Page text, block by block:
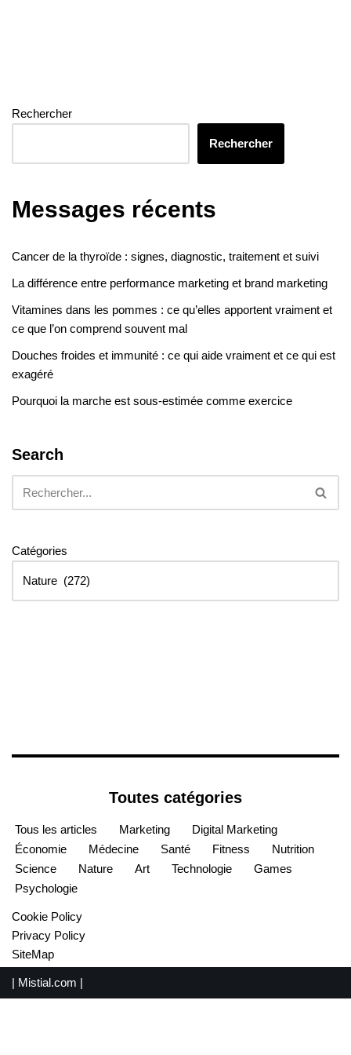
Rechercher
Rechercher
Messages récents
Cancer de la thyroïde : signes, diagnostic, traitement et suivi
La différence entre performance marketing et brand marketing
Vitamines dans les pommes : ce qu’elles apportent vraiment et
ce que l’on comprend souvent mal
Douches froides et immunité : ce qui aide vraiment et ce qui est
exagéré
Pourquoi la marche est sous-estimée comme exercice
Search
Catégories
Toutes catégories
Tous les articles Marketing
Digital Marketing
Économie
Médecine Santé Fitness
Nutrition
Science
Nature Art Technologie
Games
Psychologie
Cookie Policy
Privacy Policy
SiteMap
| Mistial.com |